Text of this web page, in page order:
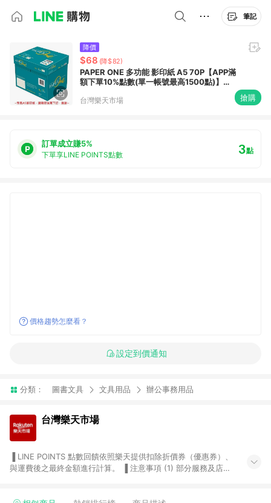
筆記
降價
$68 (降$82)
PAPER ONE 多功能 影印紙 A5 70P【APP滿
額下單10%點數(單一帳號最高1500點)】
台灣樂天市場 搶購
訂單成立賺5%
下單享LINE POINTS點數 3點
價格趨勢怎麼看？
設定到價通知
分類： 圖書文具 文具用品 辦公事務用品
台灣樂天市場
與運費後之最終金額進行計算。 ▐ 注意事項 (1) 部分服務及店家